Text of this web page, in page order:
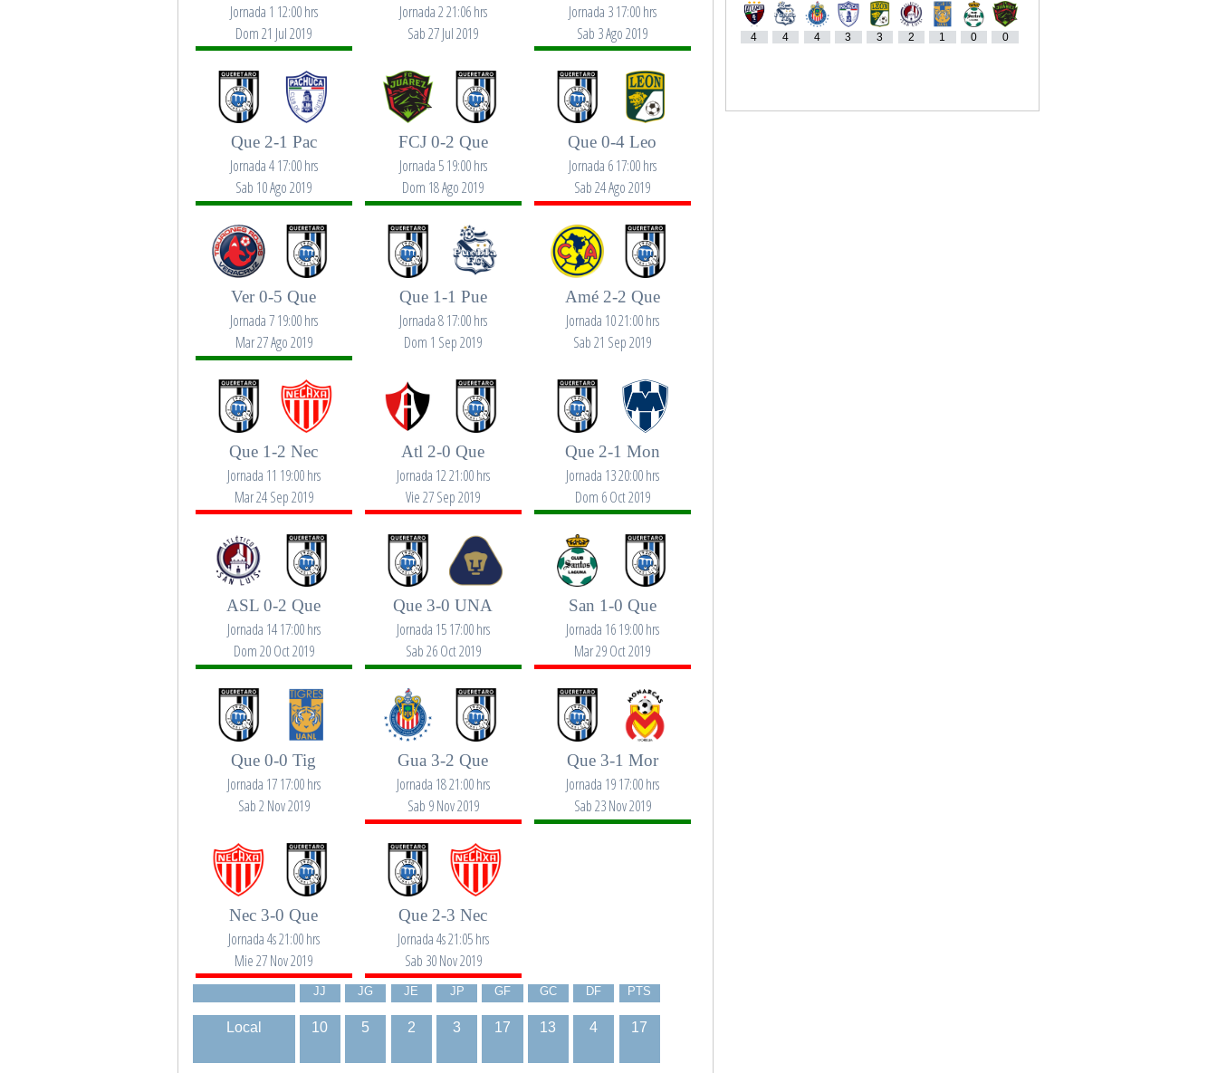
Jornada 1 12:00 hrs
Dom 21 Jul 2019
Jornada 2 21:06 hrs
Sab 27 Jul 2019
Jornada 3 17:00 hrs
Sab 3 Ago 2019
Que 2-1 Pac
Jornada 4 17:00 hrs
Sab 10 Ago 2019
FCJ 0-2 Que
Jornada 5 19:00 hrs
Dom 18 Ago 2019
Que 0-4 Leo
Jornada 6 17:00 hrs
Sab 24 Ago 2019
Ver 0-5 Que
Jornada 7 19:00 hrs
Mar 27 Ago 2019
Que 1-1 Pue
Jornada 8 17:00 hrs
Dom 1 Sep 2019
Amé 2-2 Que
Jornada 10 21:00 hrs
Sab 21 Sep 2019
Que 1-2 Nec
Jornada 11 19:00 hrs
Mar 24 Sep 2019
Atl 2-0 Que
Jornada 12 21:00 hrs
Vie 27 Sep 2019
Que 2-1 Mon
Jornada 13 20:00 hrs
Dom 6 Oct 2019
ASL 0-2 Que
Jornada 14 17:00 hrs
Dom 20 Oct 2019
Que 3-0 UNA
Jornada 15 17:00 hrs
Sab 26 Oct 2019
San 1-0 Que
Jornada 16 19:00 hrs
Mar 29 Oct 2019
Que 0-0 Tig
Jornada 17 17:00 hrs
Sab 2 Nov 2019
Gua 3-2 Que
Jornada 18 21:00 hrs
Sab 9 Nov 2019
Que 3-1 Mor
Jornada 19 17:00 hrs
Sab 23 Nov 2019
Nec 3-0 Que
Jornada 4s 21:00 hrs
Mie 27 Nov 2019
Que 2-3 Nec
Jornada 4s 21:05 hrs
Sab 30 Nov 2019
JJ JG JE JP GF GC DF PTS
Local 10 5 2 3 17 13 4 17
4 4 4 3 3 2 1 0 0